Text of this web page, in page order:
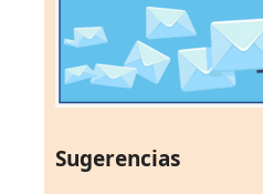
Sugerencias